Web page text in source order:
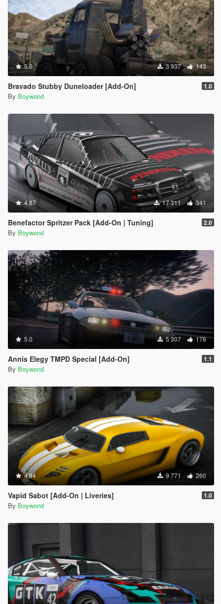
5.0 3 937 143
Bravado Stubby Duneloader [Add-On] 1.0
By Boywond
4.87 17 311 341
Benefactor Spritzer Pack [Add-On | Tuning] 2.0
By Boywond
5.0 5 307 176
Annis Elegy TMPD Special [Add-On] 1.1
By Boywond
4.94 9 771 260
Vapid Sabot [Add-On | Liveries] 1.0
By Boywond